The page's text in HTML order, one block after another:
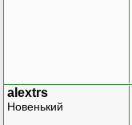
alextrs
Новенький